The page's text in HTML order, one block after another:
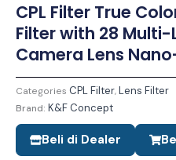
CPL Filter True
Filter with 28
Camera Lens
Categories CPL Filter,Lens Filter
Brand: K&F Concept
Beli di Dealer